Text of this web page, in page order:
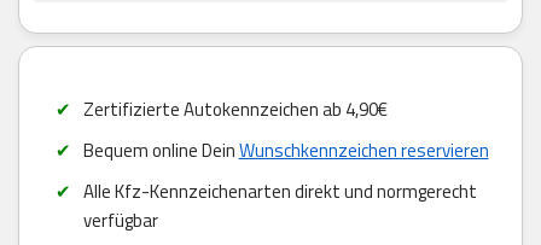
Zertifizierte Autokennzeichen ab 4,90€
Bequem online DeinWunschkennzeichen reservieren
Alle Kfz-Kennzeichenarten direkt und normgerecht
verfügbar